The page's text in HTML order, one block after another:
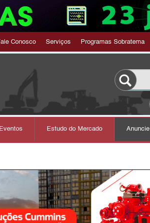
Conosco Serviços Programas Sobratema
Eventos Estudo do Mercado Anuncie